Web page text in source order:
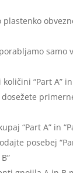
plastenko
samo
“Part A” in
“Part A” in
posebej